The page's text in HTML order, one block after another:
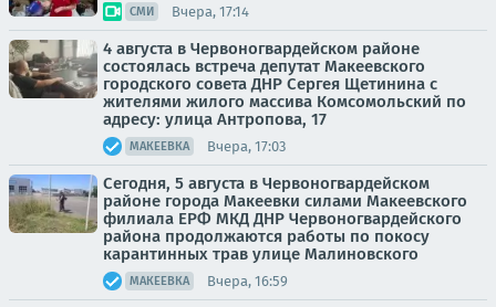
СМИ Вчера, 17:14
4 августа в Червоногвардейском районе
состоялась встреча депутат Макеевского
городского совета ДНР Сергея Щетинина с
жителями жилого массива Комсомольский по
адресу: улица Антропова, 17
МАКЕЕВКА Вчера, 17:03
Сегодня, 5 августа в Червоногвардейском
районе города Макеевки силами Макеевского
филиала ЕРФ МКД ДНР Червоногвардейского
района продолжаются работы по покосу
карантинных трав улице Малиновского
МАКЕЕВКА Вчера, 16:59